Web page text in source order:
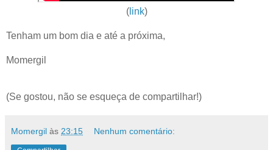
(link)
Tenham um bom dia e até a próxima,
Momergil
(Se gostou, não se esqueça de compartilhar!)
Momergil às 23:15 Nenhum comentário: